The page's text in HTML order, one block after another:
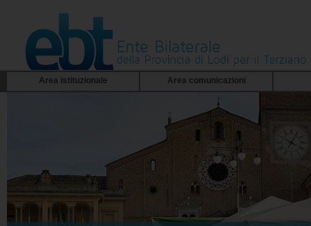
Area istituzionale Area comunicazioni